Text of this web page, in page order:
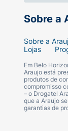
Sobre a
Sobre a
Lojas
Em Belo
Araujo está
produtos de
compromisso
– o Drogatel
que a Araujo
garantias de